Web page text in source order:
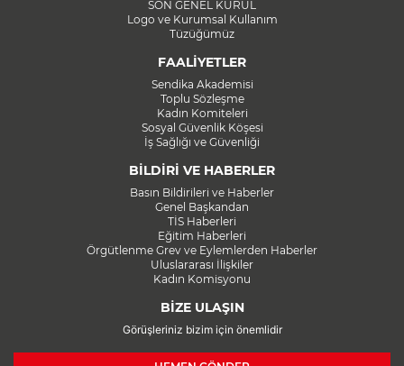
SON GENEL KURUL
Logo ve Kurumsal Kullanım
Tüzüğümüz
FAALİYETLER
Sendika Akademisi
Toplu Sözleşme
Kadın Komiteleri
Sosyal Güvenlik Köşesi
İş Sağlığı ve Güvenliği
BİLDİRİ VE HABERLER
Basın Bildirileri ve Haberler
Genel Başkandan
TİS Haberleri
Eğitim Haberleri
Örgütlenme Grev ve Eylemlerden Haberler
Uluslararası İlişkiler
Kadın Komisyonu
BİZE ULAŞIN
Görüşleriniz bizim için önemlidir